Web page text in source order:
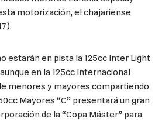
motorización, el chajariense
estarán en pista la 125cc Inter Light
en la 125cc Internacional
menores y mayores compartiendo
Mayores “C” presentará un gran
de la “Copa Máster” para